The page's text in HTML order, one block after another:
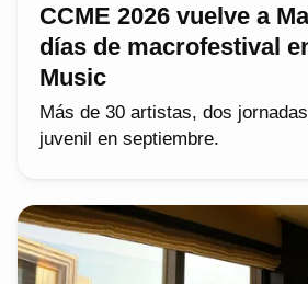
CCME 2026 vuelve a
días de macrofestival
Music
Más de 30 artistas, dos
juvenil en septiembre.